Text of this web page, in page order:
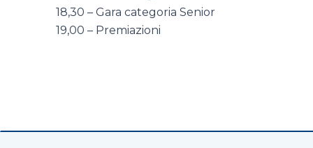
18,30 – Gara categoria Senior
19,00 – Premiazioni